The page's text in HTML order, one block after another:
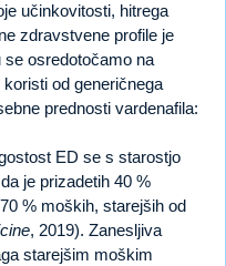
učinkovitosti, hitrega
zdravstvene profile je
se osredotočamo na
od generičnega
prednosti vardenafila:
ED se s starostjo
je prizadetih 40 %
% moških, starejših od
, 2019). Zanesljiva
starejšim moškim